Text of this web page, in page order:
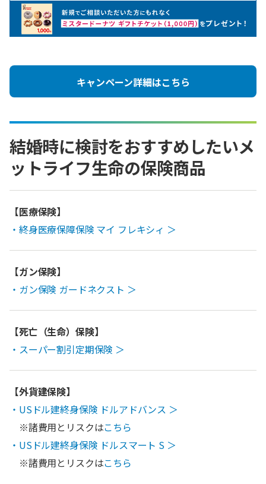
キャンペーン詳細はこちら
結婚時に検討をおすすめしたいメ
ットライフ生命の保険商品
【医療保険】
・終身医療保障保険 マイ フレキシィ ＞
【ガン保険】
・ガン保険 ガードネクスト ＞
【死亡（生命）保険】
・スーパー割引定期保険 ＞
【外貨建保険】
・USドル建終身保険 ドルアドバンス ＞
※諸費用とリスクはこちら
・USドル建終身保険 ドルスマート S ＞
※諸費用とリスクはこちら